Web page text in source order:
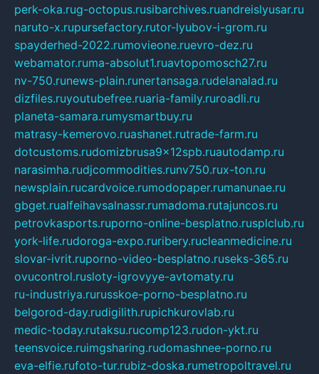
perk-oka.rug-octopus.rusibarchives.ruandreislyusar.ru
naruto-x.rupursefactory.rutor-lyubov-i-grom.ru
spayderhed-2022.rumovieone.ruevro-dez.ru
webamator.ruma-absolut1.ruavtopomosch27.ru
nv-750.runews-plain.runertansaga.rudelanalad.ru
dizfiles.ruyoutubefree.ruaria-family.ruroadli.ru
planeta-samara.rumysmartbuy.ru
matrasy-kemerovo.ruashanet.rutrade-farm.ru
dotcustoms.rudomizbrusa9x12spb.ruautodamp.ru
narasimha.rudjcommodities.runv750.rux-ton.ru
newsplain.rucardvoice.rumodopaper.rumanunae.ru
gbget.rualfeihavsalnassr.rumadoma.rutajuncos.ru
petrovkasports.ruporno-online-besplatno.rusplclub.ru
york-life.rudoroga-expo.ruribery.rucleanmedicine.ru
slovar-ivrit.ruporno-video-besplatno.ruseks-365.ru
ovucontrol.rusloty-igrovyye-avtomaty.ru
ru-industriya.rurusskoe-porno-besplatno.ru
belgorod-day.rudigilith.rupichkurovlab.ru
medic-today.rutaksu.rucomp123.rudon-ykt.ru
teensvoice.ruimgsharing.rudomashnee-porno.ru
eva-elfie.rufoto-tur.rubiz-doska.rumetropoltravel.ru